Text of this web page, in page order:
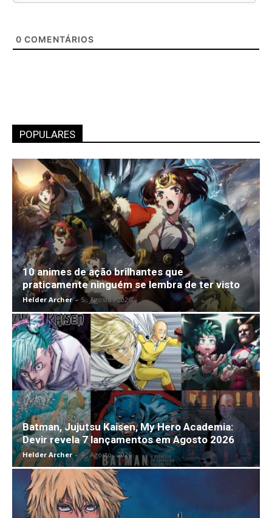
0 COMENTÁRIOS
POPULARES
10 animes de ação brilhantes que
praticamente ninguém se lembra de ter visto
Helder Archer - 5 , Agosto , 2026
Batman, Jujutsu Kaisen, My Hero Academia:
Devir revela 7 lançamentos em Agosto 2026
Helder Archer - 4 , Agosto , 2026